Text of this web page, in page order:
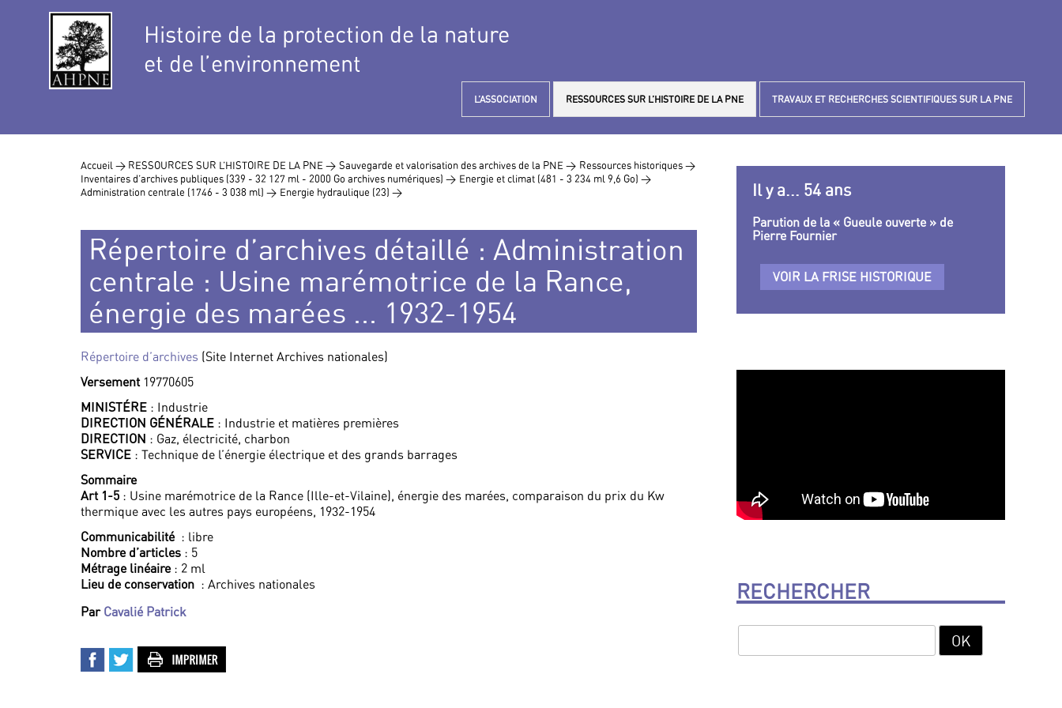
Histoire de la protection de la nature
et de l’environnement
L’ASSOCIATION RESSOURCES SUR L’HISTOIRE DE LA PNE TRAVAUX ET RECHERCHES SCIENTIFIQUES SUR LA PNE
Accueil > RESSOURCES SUR L’HISTOIRE DE LA PNE > Sauvegarde et valorisation des archives de la PNE > Ressources historiques >
Inventaires d’archives publiques (339 - 32 127 ml - 2000 Go archives numériques) > Energie et climat (481 - 3 234 ml 9,6 Go) >
Administration centrale (1746 - 3 038 ml) > Energie hydraulique (23) >
Répertoire d’archives détaillé : Administration
centrale : Usine marémotrice de la Rance,
énergie des marées ... 1932-1954
Répertoire d’archives (Site Internet Archives nationales)
Versement 19770605
MINISTÉRE : Industrie
DIRECTION GÉNÉRALE : Industrie et matières premières
DIRECTION : Gaz, électricité, charbon
SERVICE : Technique de l’énergie électrique et des grands barrages
Sommaire
Art 1-5 : Usine marémotrice de la Rance (Ille-et-Vilaine), énergie des marées, comparaison du prix du Kw
thermique avec les autres pays européens, 1932-1954
Communicabilité : libre
Nombre d’articles : 5
Métrage linéaire: 2 ml
Lieu de conservation : Archives nationales
Par Cavalié Patrick
Il y a... 54 ans
Parution de la « Gueule ouverte » de
Pierre Fournier
VOIR LA FRISE HISTORIQUE
RECHERCHER